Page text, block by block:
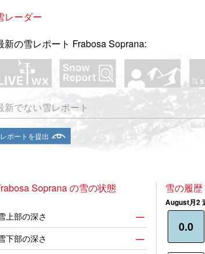
レーダー
新の雪レポート Frabosa Soprana:
新でない雪レポート
レポートを提出
Soprana の雪の状態
上部の深さ
—
下部の深さ
—
雪の履歴
August月2
0.0